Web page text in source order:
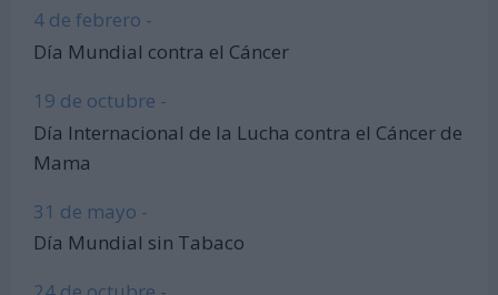
4 de febrero -
Día Mundial contra el Cáncer
19 de octubre -
Día Internacional de la Lucha contra el Cáncer de
Mama
31 de mayo -
Día Mundial sin Tabaco